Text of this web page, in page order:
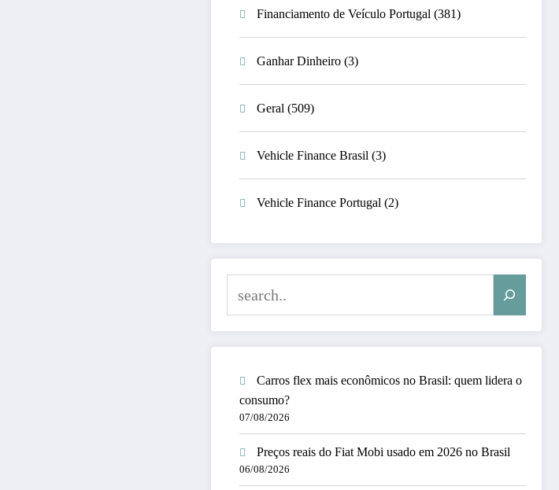
Financiamento de Veículo Portugal (381)
Ganhar Dinheiro (3)
Geral (509)
Vehicle Finance Brasil (3)
Vehicle Finance Portugal (2)
Search
Carros flex mais econômicos no Brasil: quem lidera o
consumo?
07/08/2026
Preços reais do Fiat Mobi usado em 2026 no Brasil
06/08/2026